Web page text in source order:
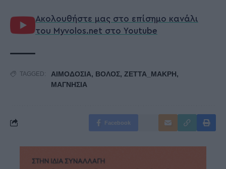
Ακολουθήστε μας στο επίσημο κανάλι
του Myvolos.net στο Youtube
TAGGED: ΑΙΜΟΔΟΣΙΑ, ΒΟΛΟΣ, ΖΕΤΤΑ_ΜΑΚΡΗ,
ΜΑΓΝΗΣΙΑ
Facebook